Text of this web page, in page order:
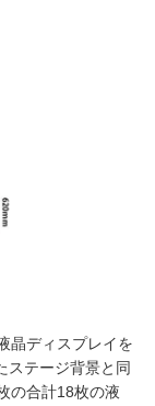
晶ディスプレイを
ステージ背景と同
の合計18枚の液